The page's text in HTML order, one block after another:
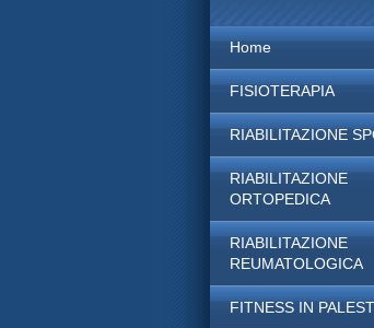
Home
FISIOTERAPIA
RIABILITAZIONE
RIABILITAZIONE
ORTOPEDICA
RIABILITAZIONE
REUMATOLOGICA
FITNESS IN